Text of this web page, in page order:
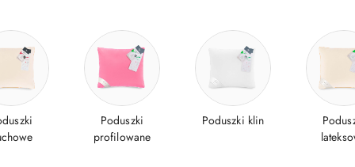
Poduszki
profilowane
Poduszki klin